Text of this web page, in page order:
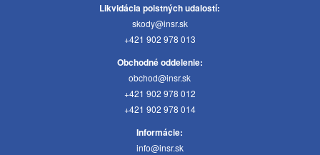
Likvidácia poistných udalostí:
skody@insr.sk
+421 902 978 013
Obchodné oddelenie:
obchod@insr.sk
+421 902 978 012
+421 902 978 014
Informácie:
info@insr.sk